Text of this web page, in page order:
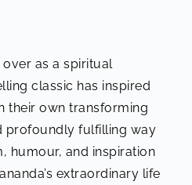
as a spiritual
classic has inspired
their own transforming
profoundly fulfilling way
humour, and inspiration
extraordinary life